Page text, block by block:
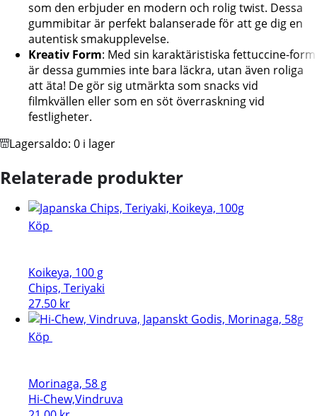
som den erbjuder en modern och rolig twist. Dessa
gummibitar är perfekt balanserade för att ge dig en
autentisk smakupplevelse.
Kreativ Form: Med sin karaktäristiska fettuccine-form
är dessa gummies inte bara läckra, utan även roliga
att äta! De gör sig utmärkta som snacks vid
filmkvällen eller som en söt överraskning vid
festligheter.
Lagersaldo: 0 i lager
Relaterade produkter
Köp
Koikeya, 100 g
Chips, Teriyaki
27.50 kr
Köp
Morinaga, 58 g
Hi-Chew,Vindruva